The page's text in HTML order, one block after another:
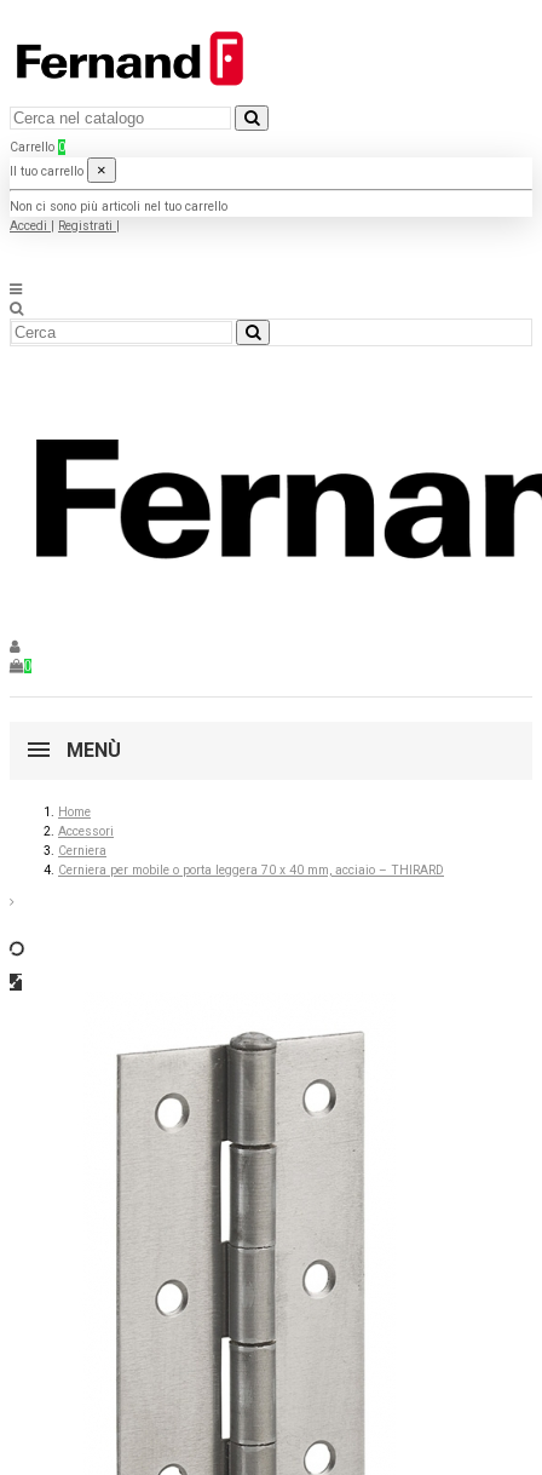
Carrello 0
Il tuo carrello
×
Non ci sono più articoli nel tuo carrello
Accedi
Registrati
0
MENÙ
Home
Accessori
Cerniera
Cerniera per mobile o porta leggera 70 x 40 mm, acciaio – THIRARD